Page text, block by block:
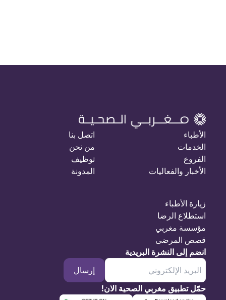
الأطباء
الخدمات
الفروع
الأخبار والفعاليات
اتصل بنا
من نحن
توظيف
المدونة
زيارة الأطباء
استطلاع الرضا
مؤسسة مغربي
قصص المرضى
انضم إلى النشرة البريدية
إرسال
حمّل تطبيق مغربي الصحية الان!